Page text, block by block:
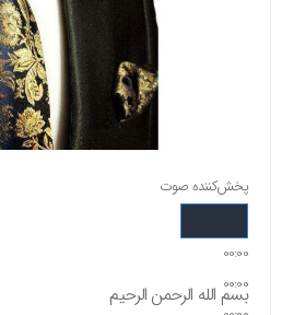
پخش‌کننده صوت
00:00
00:00
بسم الله الرحمن الرحیم